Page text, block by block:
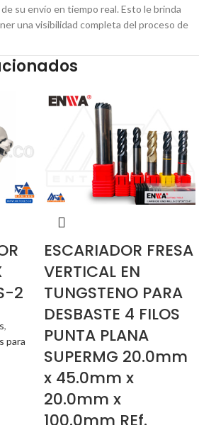
su envío en tiempo real. Esto le brinda
una visibilidad completa del proceso de
2
,
para
ESCARIADOR FRESA
VERTICAL EN
TUNGSTENO PARA
DESBASTE 4 FILOS
PUNTA PLANA
SUPERMG 20.0mm
x 45.0mm x
20.0mm x
100.0mm REf.